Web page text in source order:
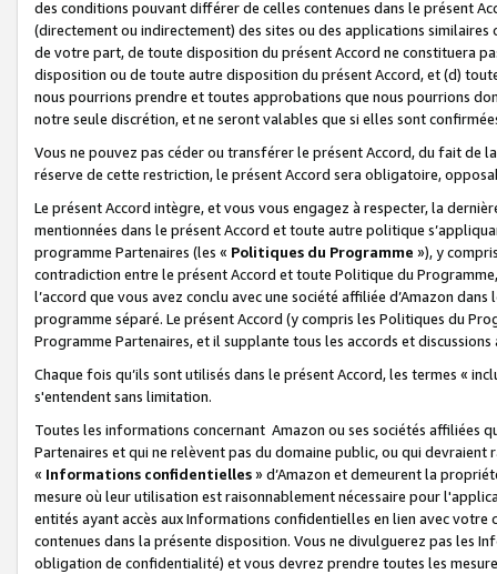
des conditions pouvant différer de celles contenues dans le présent
(directement ou indirectement) des sites ou des applications
de votre part, de toute disposition du présent Accord ne constituera
disposition ou de toute autre disposition du présent Accord, et (d)
nous pourrions prendre et toutes approbations que nous pourrions
notre seule discrétion, et ne seront valables que si elles sont
Vous ne pouvez pas céder ou transférer le présent Accord, du fait de
réserve de cette restriction, le présent Accord sera obligatoire,
Le présent Accord intègre, et vous vous engagez à respecter, la
mentionnées dans le présent Accord et toute autre politique
programme Partenaires (les « Politiques du Programme »), y
contradiction entre le présent Accord et toute Politique du
l’accord que vous avez conclu avec une société affiliée d’Amazon
programme séparé. Le présent Accord (y compris les Politiques du
Programme Partenaires, et il supplante tous les accords et discussions
Chaque fois qu’ils sont utilisés dans le présent Accord, les termes «
s'entendent sans limitation.
Toutes les informations concernant Amazon ou ses sociétés affiliées
Partenaires et qui ne relèvent pas du domaine public, ou qui
« Informations confidentielles» d’Amazon et demeurent la
mesure où leur utilisation est raisonnablement nécessaire pour
entités ayant accès aux Informations confidentielles en lien avec
contenues dans la présente disposition. Vous ne divulguerez pas les
obligation de confidentialité) et vous devrez prendre toutes les